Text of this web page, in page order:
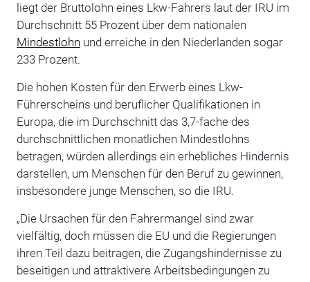
liegt der Bruttolohn eines Lkw-Fahrers laut der IRU im
Durchschnitt 55 Prozent über dem nationalen
Mindestlohn und erreiche in den Niederlanden sogar
233 Prozent.
Die hohen Kosten für den Erwerb eines Lkw-
Führerscheins und beruflicher Qualifikationen in
Europa, die im Durchschnitt das 3,7-fache des
durchschnittlichen monatlichen Mindestlohns
betragen, würden allerdings ein erhebliches Hindernis
darstellen, um Menschen für den Beruf zu gewinnen,
insbesondere junge Menschen, so die IRU.
„Die Ursachen für den Fahrermangel sind zwar
vielfältig, doch müssen die EU und die Regierungen
ihren Teil dazu beitragen, die Zugangshindernisse zu
beseitigen und attraktivere Arbeitsbedingungen zu